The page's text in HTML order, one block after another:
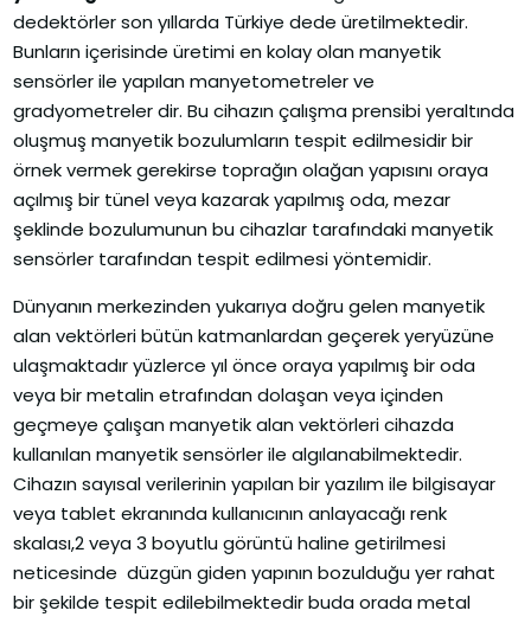
dedektörler son yıllarda Türkiye dede üretilmektedir.
Bunların içerisinde üretimi en kolay olan manyetik
sensörler ile yapılan manyetometreler ve
gradyometreler dir. Bu cihazın çalışma prensibi yeraltında
oluşmuş manyetik bozulumların tespit edilmesidir bir
örnek vermek gerekirse toprağın olağan yapısını oraya
açılmış bir tünel veya kazarak yapılmış oda, mezar
şeklinde bozulumunun bu cihazlar tarafındaki manyetik
sensörler tarafından tespit edilmesi yöntemidir.
Dünyanın merkezinden yukarıya doğru gelen manyetik
alan vektörleri bütün katmanlardan geçerek yeryüzüne
ulaşmaktadır yüzlerce yıl önce oraya yapılmış bir oda
veya bir metalin etrafından dolaşan veya içinden
geçmeye çalışan manyetik alan vektörleri cihazda
kullanılan manyetik sensörler ile algılanabilmektedir.
Cihazın sayısal verilerinin yapılan bir yazılım ile bilgisayar
veya tablet ekranında kullanıcının anlayacağı renk
skalası,2 veya 3 boyutlu görüntü haline getirilmesi
neticesinde düzgün giden yapının bozulduğu yer rahat
bir şekilde tespit edilebilmektedir buda orada metal